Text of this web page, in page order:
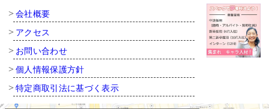
会社概要
アクセス
お問い合わせ
個人情報保護方針
特定商取引法に基づく表示